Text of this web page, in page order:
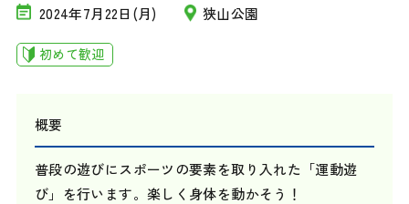
2024年7月22日(月) 狭山公園
初めて歓迎
概要
普段の遊びにスポーツの要素を取り入れた「運動遊
び」を行います。楽しく身体を動かそう！